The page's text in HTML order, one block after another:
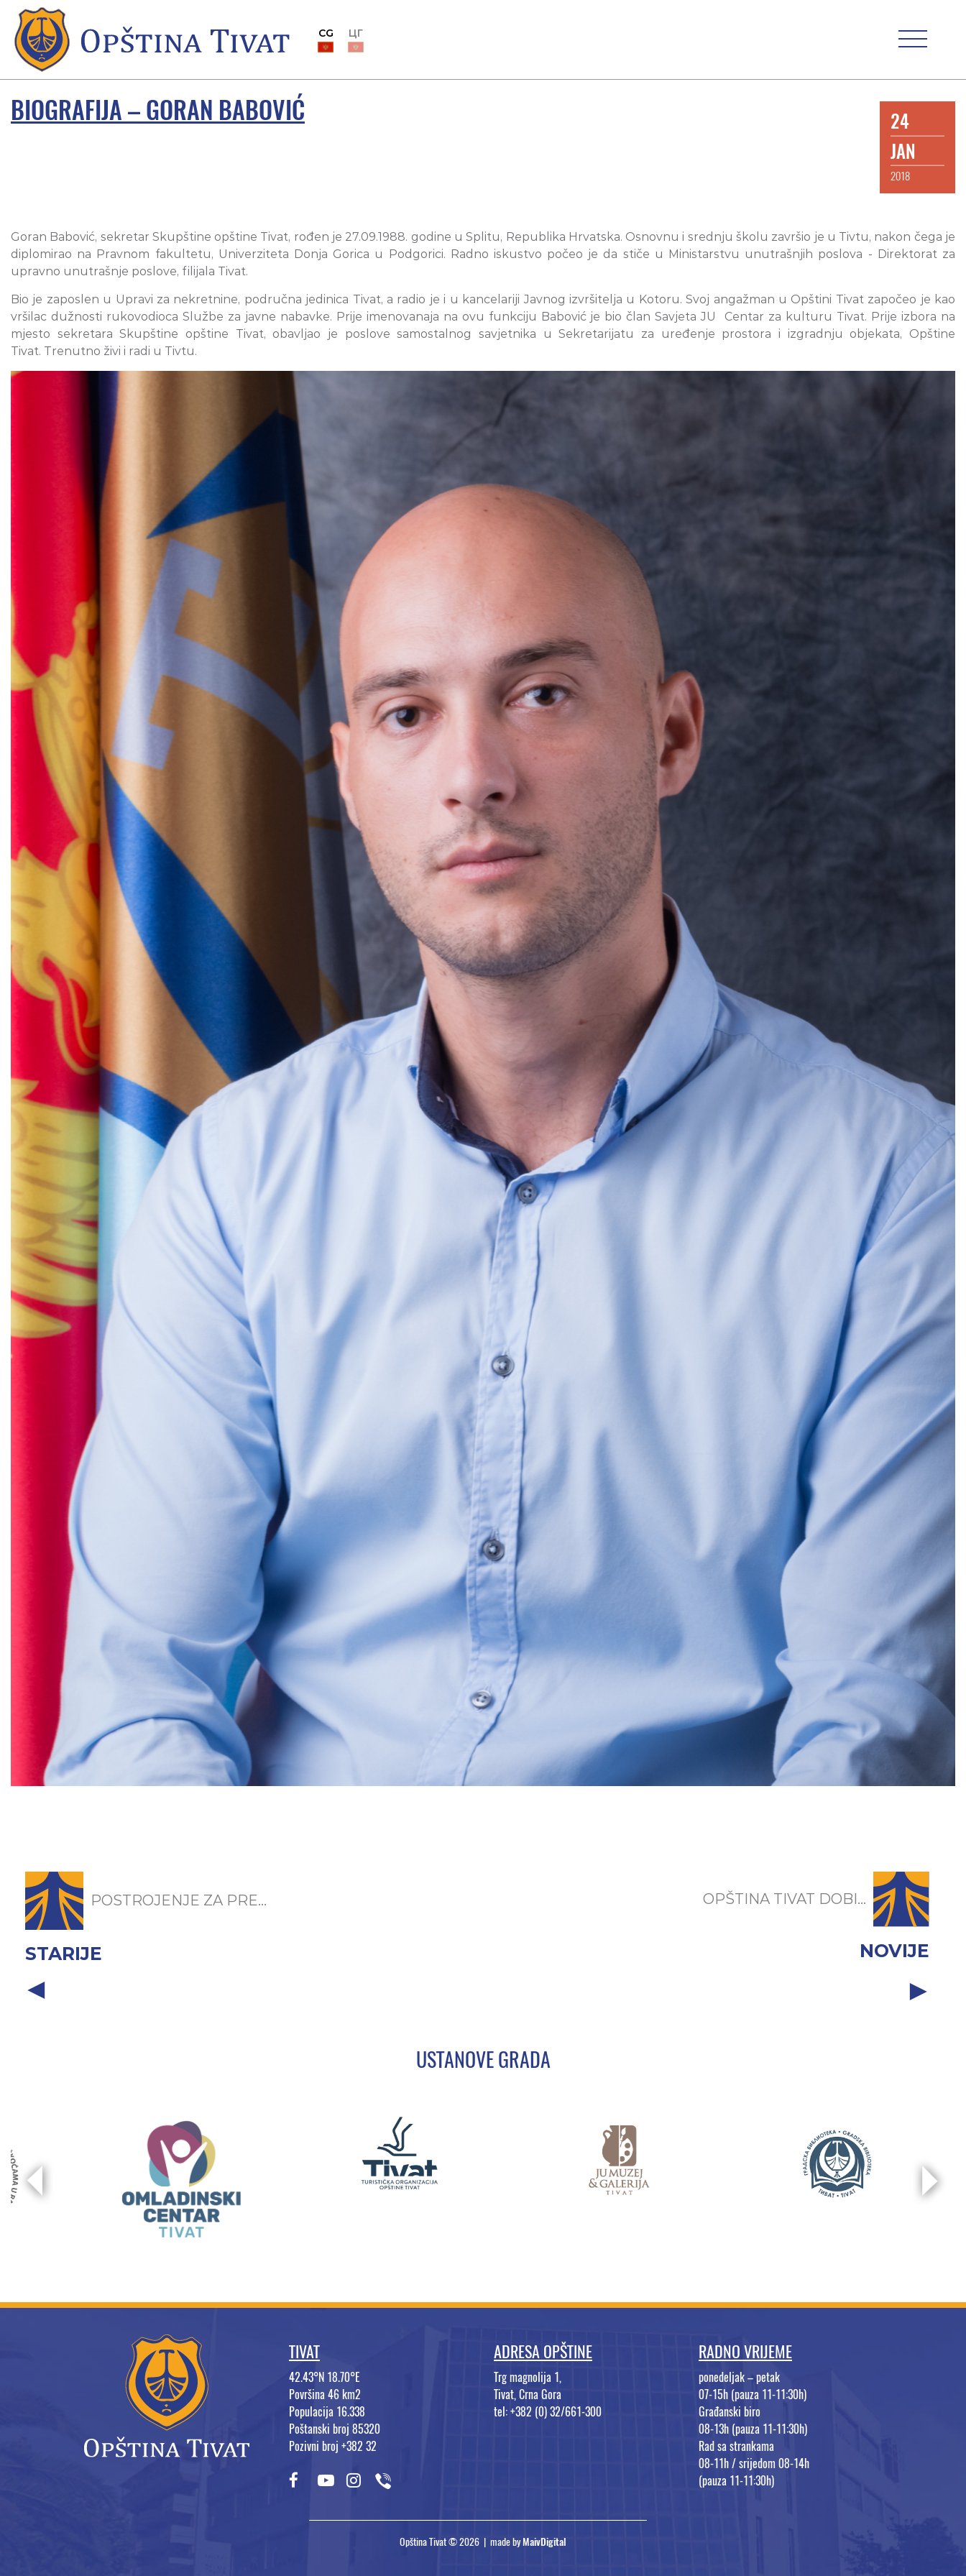
CG ЦГ
BIOGRAFIJA – GORAN BABOVIĆ
24
JAN
2018
Goran Babović, sekretar Skupštine opštine Tivat, rođen je 27.09.1988. godine u Splitu, Republika Hrvatska. Osnovnu i srednju školu završio je u Tivtu, nakon čega je
diplomirao na Pravnom fakultetu, Univerziteta Donja Gorica u Podgorici. Radno iskustvo počeo je da stiče u Ministarstvu unutrašnjih poslova - Direktorat za
upravno unutrašnje poslove, filijala Tivat.
Bio je zaposlen u Upravi za nekretnine, područna jedinica Tivat, a radio je i u kancelariji Javnog izvršitelja u Kotoru. Svoj angažman u Opštini Tivat započeo je kao
vršilac dužnosti rukovodioca Službe za javne nabavke. Prije imenovanaja na ovu funkciju Babović je bio član Savjeta JU Centar za kulturu Tivat. Prije izbora na
mjesto sekretara Skupštine opštine Tivat, obavljao je poslove samostalnog savjetnika u Sekretarijatu za uređenje prostora i izgradnju objekata, Opštine
Tivat. Trenutno živi i radi u Tivtu.
POSTROJENJE ZA PRE...
STARIJE
OPŠTINA TIVAT DOBI...
NOVIJE
USTANOVE GRADA
TIVAT
42.43°N 18.70°E
Površina 46 km2
Populacija 16.338
Poštanski broj 85320
Pozivni broj +382 32
ADRESA OPŠTINE
Trg magnolija 1,
Tivat, Crna Gora
tel: +382 (0) 32/661-300
RADNO VRIJEME
ponedeljak – petak
07-15h (pauza 11-11:30h)
Građanski biro
08-13h (pauza 11-11:30h)
Rad sa strankama
08-11h / srijedom 08-14h
(pauza 11-11:30h)
Opština Tivat © 2026 | made byMaivDigital